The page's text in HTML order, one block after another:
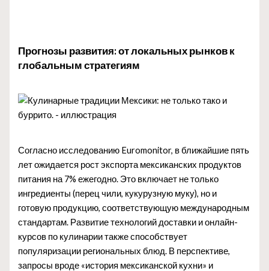
Прогнозы развития: от локальных рынков к
глобальным стратегиям
Согласно исследованию Euromonitor, в ближайшие пять
лет ожидается рост экспорта мексиканских продуктов
питания на 7% ежегодно. Это включает не только
ингредиенты (перец чили, кукурузную муку), но и
готовую продукцию, соответствующую международным
стандартам. Развитие технологий доставки и онлайн-
курсов по кулинарии также способствует
популяризации региональных блюд. В перспективе,
запросы вроде «история мексиканской кухни» и